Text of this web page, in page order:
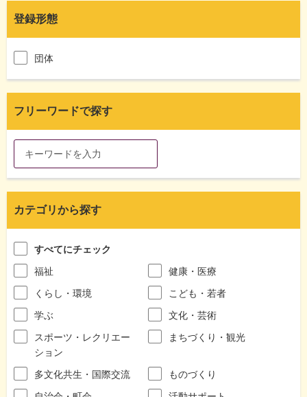
登録形態
団体
フリーワードで探す
カテゴリから探す
すべてにチェック
福祉
健康・医療
くらし・環境
こども・若者
学ぶ
文化・芸術
スポーツ・レクリエー
ション
まちづくり・観光
多文化共生・国際交流
ものづくり